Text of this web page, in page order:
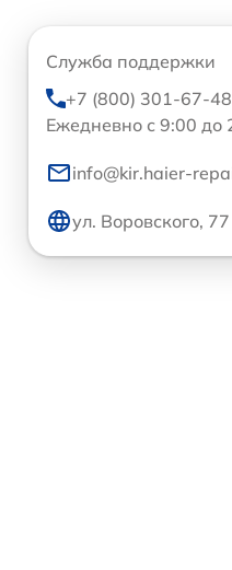
Служба поддержки
+7 (800) 301-67-48
Ежедневно с 9:00 до
info@kir.haier-
ул. Воровского, 77